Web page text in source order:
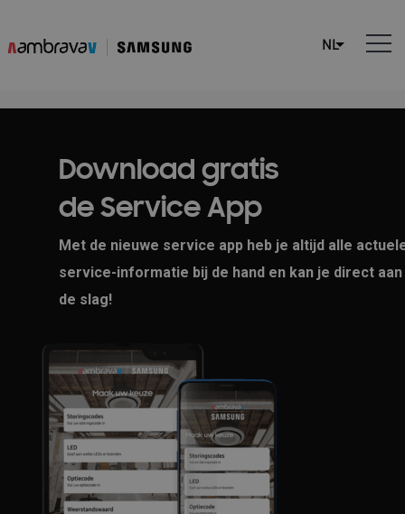
Download gratis
de Service App
Met de nieuwe service app heb je altijd alle
service-informatie bij de hand en kan je direct aan
de slag!